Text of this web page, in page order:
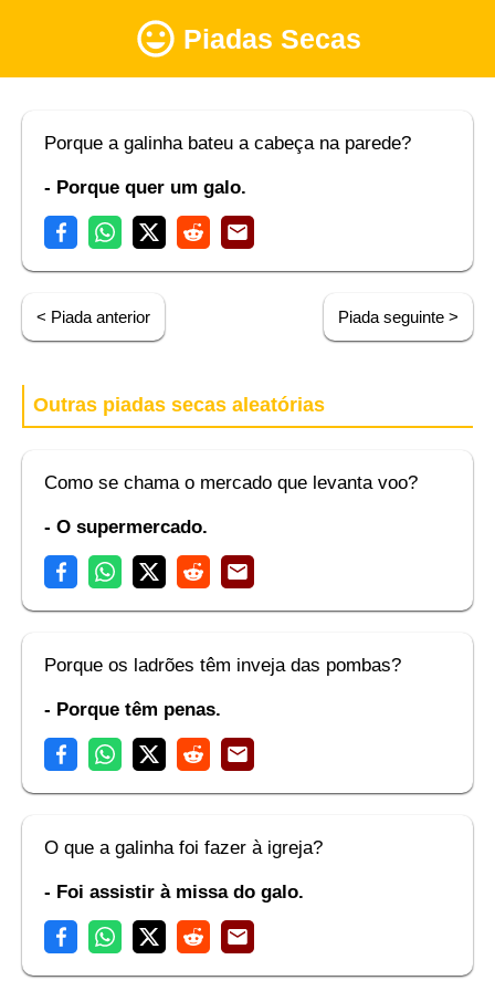
Piadas Secas
Porque a galinha bateu a cabeça na parede?
- Porque quer um galo.
< Piada anterior Piada seguinte >
Outras piadas secas aleatórias
Como se chama o mercado que levanta voo?
- O supermercado.
Porque os ladrões têm inveja das pombas?
- Porque têm penas.
O que a galinha foi fazer à igreja?
- Foi assistir à missa do galo.